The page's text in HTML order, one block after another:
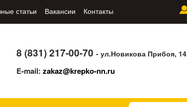
статьи Вакансии Контакты
8 (831) 217-00-70- ул.Новикова Прибоя, 14
E-mail:zakaz@krepko-nn.ru